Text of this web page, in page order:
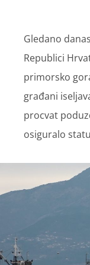
Gledano
Republici
primorsko
građani
procvat
osiguralo